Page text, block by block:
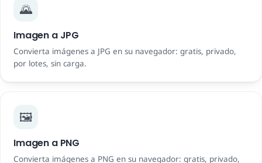
🌄
Imagen a JPG
Convierta imágenes a JPG en su navegador: gratis, privado,
por lotes, sin carga.
🖼️
Imagen a PNG
Convierta imágenes a PNG en su navegador: gratis, privado,